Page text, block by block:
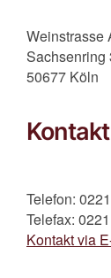
Weinstrasse
Sachsenring
50677 Köln
Kontakt
Telefon:
Telefax:
Kontakt via